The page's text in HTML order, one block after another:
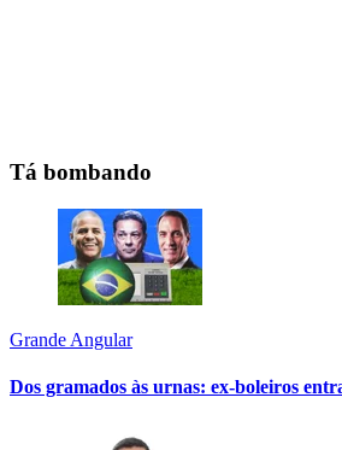
Tá bombando
Grande Angular
Dos gramados às urnas: ex-boleiros